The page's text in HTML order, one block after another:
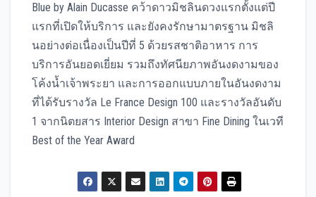
Blue by Alain Ducasse คว้าดาวมิชลินดวงแรกตั้งแต่ปี
แรกที่เปิดให้บริการ และยังคงรักษามาตรฐาน มิชลิ
นอย่างต่อเนื่องเป็นปีที่ 5 ด้วยรสชาติอาหาร การ
บริการอันยอดเยี่ยม รวมถึงทัศนียภาพอันงดงามของ
โค้งน้ำเจ้าพระยา และการออกแบบภายในอันงดงาม
ที่ได้รับรางวัล Le France Design 100 และรางวัลอันดับ
1 จากนิตยสาร Interior Design สาขา Fine Dining ในเวที
Best of the Year Award